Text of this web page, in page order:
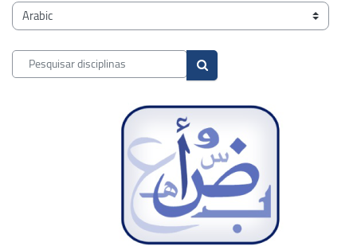
Categorias de disciplinas
Pesquisar disciplinas
Pesquisar disciplinas